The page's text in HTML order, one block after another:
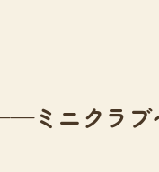
ミニクラブ